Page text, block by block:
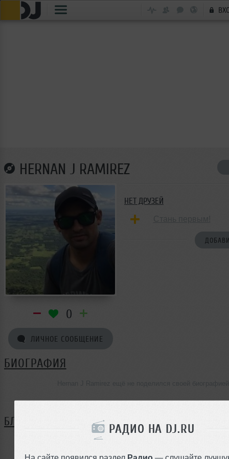
РАДИО НА DJ.RU
На сайте появился раздел Радио — слушайте
HERNAN J RAMIREZ
0
ЛИЧНОЕ СООБЩЕНИЕ
НЕТ ДРУЗЕЙ
БИОГРАФИЯ
БЛОГ